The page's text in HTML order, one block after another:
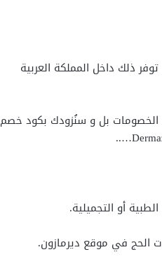
ذلك داخل المملكة العربية
أيضا الأقسام الساري عليها هذه الخصومات بل و سنُزودك بكود خصم